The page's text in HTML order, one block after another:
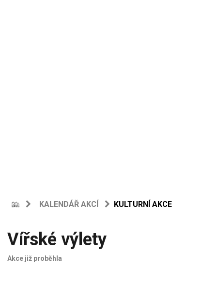
KALENDÁŘ AKCÍ KULTURNÍ AKCE
Vířské výlety
Akce již proběhla